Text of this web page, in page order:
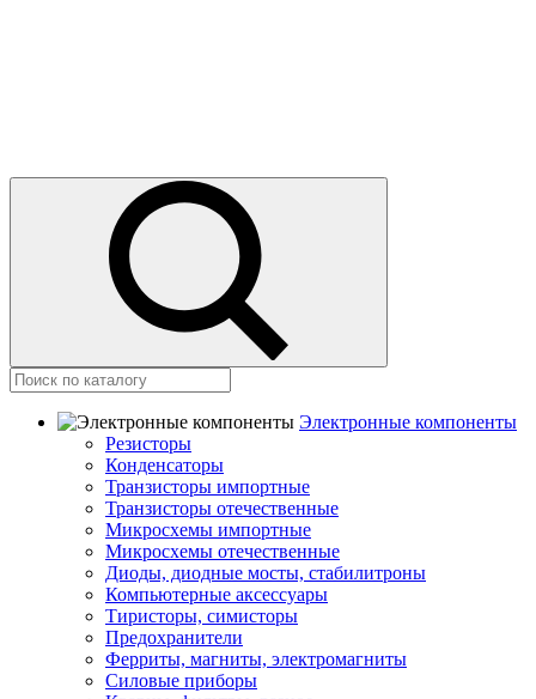
Электронные компоненты
Резисторы
Конденсаторы
Транзисторы импортные
Транзисторы отечественные
Микросхемы импортные
Микросхемы отечественные
Диоды, диодные мосты, стабилитроны
Компьютерные аксессуары
Тиристоры, симисторы
Предохранители
Ферриты, магниты, электромагниты
Силовые приборы